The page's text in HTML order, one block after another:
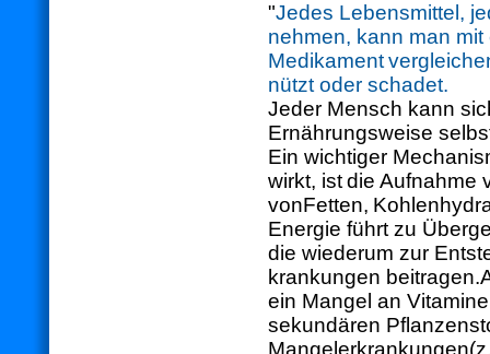
"Jedes Lebensmittel,
nehmen, kann man mit
Medikament
nützt oder schadet.
Jeder Mensch kann
Ernährungsweise
Ein wichtiger
wirkt, istdie Aufnahme
vonFetten,
Energie führt zu
die wiederum zur
krankungen beitragen.
ein Mangel an Vitami
sekundären
Mangelerkrankungen